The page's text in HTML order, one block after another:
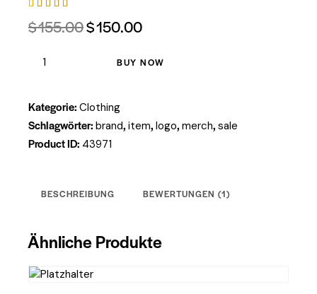
mit5.00
d auf
Kundenb
$155.00$150.00
BUY NOW
Kategorie: Clothing
Schlagwörter: brand, item, logo, merch, sale
Product ID: 43971
BESCHREIBUNG BEWERTUNGEN (1)
Ähnliche Produkte